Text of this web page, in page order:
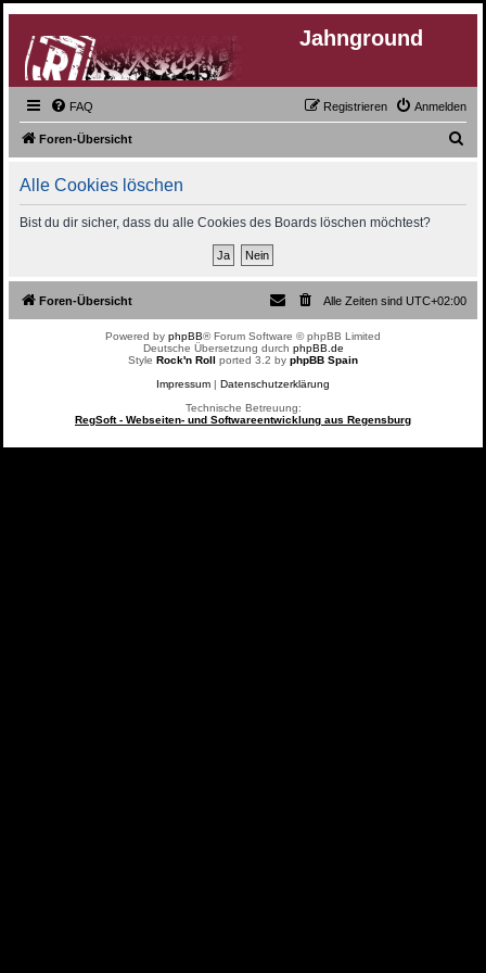
Jahnground
FAQ Anmelden
Registrieren
Foren-Übersicht
Alle Cookies löschen
Bist du dir sicher, dass du alle Cookies des Boards löschen möchtest?
Foren-Übersicht Alle Zeiten sind UTC+02:00
Powered by phpBB® Forum Software © phpBB Limited
Deutsche Übersetzung durch phpBB.de
Style Rock'n Roll ported 3.2 by phpBB Spain
Impressum | Datenschutzerklärung
Technische Betreuung:
RegSoft - Webseiten- und Softwareentwicklung aus Regensburg